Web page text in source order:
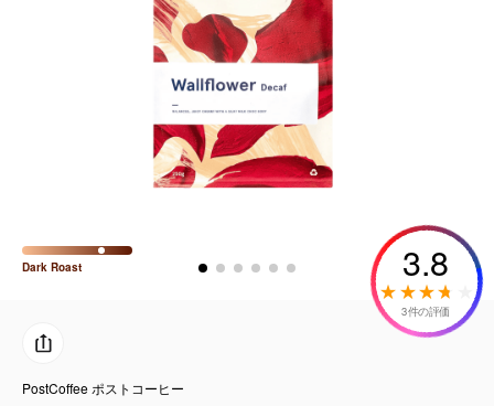
CFFBNS
ギフトセット
リキッド
Dark Roast 3.8
3件の評価
PostCoffee ポストコーヒー